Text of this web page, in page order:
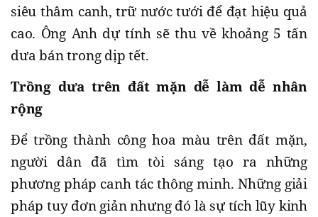
siêu thâm canh, trữ nước tưới để đạt hiệu quả
cao. Ông Anh dự tính sẽ thu về khoảng 5 tấn
dưa bán trong dịp tết.
Trồng dưa trên đất mặn dễ làm dễ nhân
rộng
Để trồng thành công hoa màu trên đất mặn,
người dân đã tìm tòi sáng tạo ra những
phương pháp canh tác thông minh. Những giải
pháp tuy đơn giản nhưng đó là sự tích lũy kinh